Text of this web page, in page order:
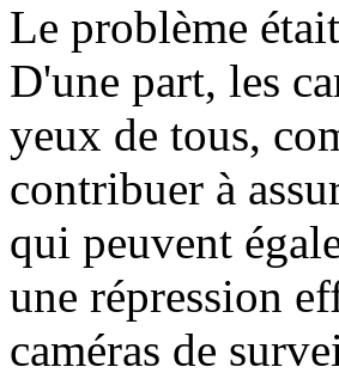
Le problème
D'une part, les
yeux de tous,
contribuer à
qui peuvent
une répression
caméras de